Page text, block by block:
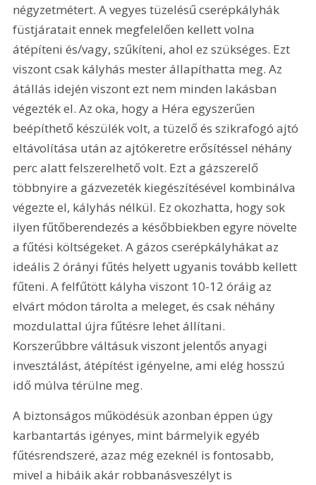
négyzetmétert. A vegyes tüzelésű cserépkályhák
füstjáratait ennek megfelelően kellett volna
átépíteni és/vagy, szűkíteni, ahol ez szükséges. Ezt
viszont csak kályhás mester állapíthatta meg. Az
átállás idején viszont ezt nem minden lakásban
végezték el. Az oka, hogy a Héra egyszerűen
beépíthető készülék volt, a tüzelő és szikrafogó ajtó
eltávolítása után az ajtókeretre erősítéssel néhány
perc alatt felszerelhető volt. Ezt a gázszerelő
többnyire a gázvezeték kiegészítésével kombinálva
végezte el, kályhás nélkül. Ez okozhatta, hogy sok
ilyen fűtőberendezés a későbbiekben egyre növelte
a fűtési költségeket. A gázos cserépkályhákat az
ideális 2 órányi fűtés helyett ugyanis tovább kellett
fűteni. A felfűtött kályha viszont 10-12 óráig az
elvárt módon tárolta a meleget, és csak néhány
mozdulattal újra fűtésre lehet állítani.
Korszerűbbre váltásuk viszont jelentős anyagi
invesztálást, átépítést igényelne, ami elég hosszú
idő múlva térülne meg.
A biztonságos működésük azonban éppen úgy
karbantartás igényes, mint bármelyik egyéb
fűtésrendszeré, azaz még ezeknél is fontosabb,
mivel a hibáik akár robbanásveszélyt is